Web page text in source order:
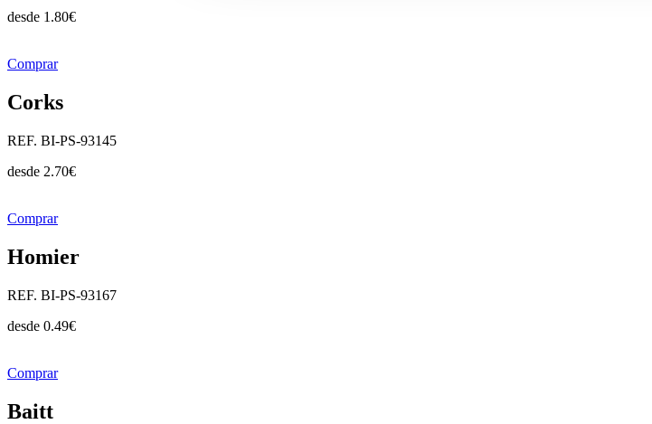
desde 1.80€
Comprar
Corks
REF. BI-PS-93145
desde 2.70€
Comprar
Homier
REF. BI-PS-93167
desde 0.49€
Comprar
Baitt